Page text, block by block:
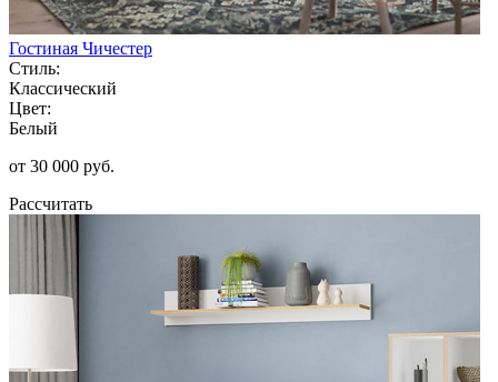
Гостиная Чичестер
Стиль:
Классический
Цвет:
Белый
от 30 000 руб.
Рассчитать